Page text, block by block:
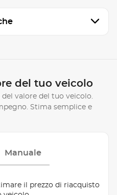
del tuo veicolo
valore del tuo veicolo.
Stima semplice e
Manuale
il prezzo di riacquisto